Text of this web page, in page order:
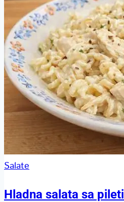
Salate
Hladna salata sa